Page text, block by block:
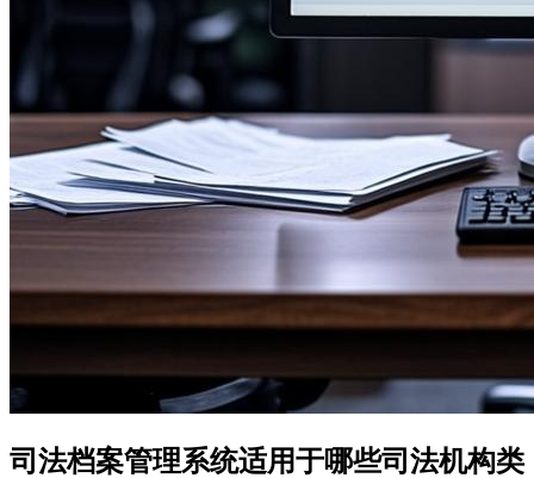
司法档案管理系统适用于哪些司法机构类